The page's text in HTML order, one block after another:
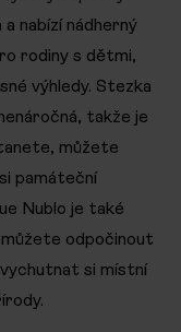
nabízí nádherný
rodiny s dětmi,
výhledy. Stezka
takže je
můžete
památeční
Nublo je také
odpočinout
si místní